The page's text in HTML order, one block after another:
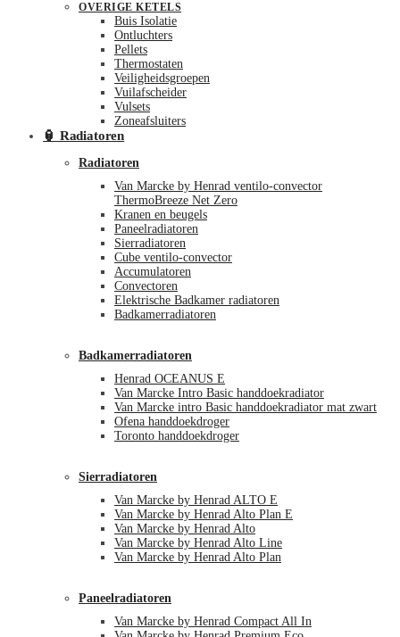
OVERIGE KETELS
Buis Isolatie
Ontluchters
Pellets
Thermostaten
Veiligheidsgroepen
Vuilafscheider
Vulsets
Zoneafsluiters
🏮 Radiatoren
Radiatoren
Van Marcke by Henrad ventilo-convector
ThermoBreeze Net Zero
Kranen en beugels
Paneelradiatoren
Sierradiatoren
Cube ventilo-convector
Accumulatoren
Convectoren
Elektrische Badkamer radiatoren
Badkamerradiatoren
Badkamerradiatoren
Henrad OCEANUS E
Van Marcke Intro Basic handdoekradiator
Van Marcke intro Basic handdoekradiator mat zwart
Ofena handdoekdroger
Toronto handdoekdroger
Sierradiatoren
Van Marcke by Henrad ALTO E
Van Marcke by Henrad Alto Plan E
Van Marcke by Henrad Alto
Van Marcke by Henrad Alto Line
Van Marcke by Henrad Alto Plan
Paneelradiatoren
Van Marcke by Henrad Compact All In